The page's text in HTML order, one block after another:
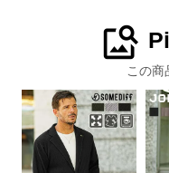
image_search
この商